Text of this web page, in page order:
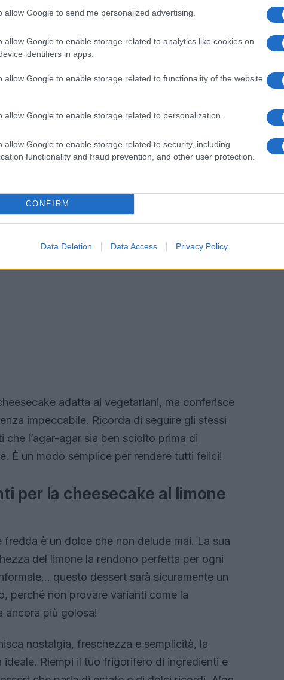
allow Google to send me personalized advertising.
allow Google to enable storage related to analytics like cookies on
identifiers in apps.
allow Google to enable storage related to functionality of the website
allow Google to enable storage related to personalization.
allow Google to enable storage related to security, including
functionality and fraud prevention, and other user protection.
CONFIRM
Data Deletion Data Access Privacy Policy
agar-agar al posto della
puoi sostituire la gelatina con l’
risultato. La procedura è semplice:
quindi è importante mantenere la
cucchiaino di agar-agar, considera che
tradizionale.
adatta ai vegetariani, ma conferisce
impeccabile. Ricorda di seguire gli stessi
l’agar-agar sia ben sciolto prima di
È un modo semplice per rendere tutti felici!
per la cheesecake al limone
è un dolce che non delude mai. La sua
del limone la rendono perfetta per ogni
questo dessert sarà sicuramente un
perché non provare varianti come la
ancora più golosa!
nostalgia, freschezza e semplicità, la
Riempi il tuo frigorifero di ingredienti e